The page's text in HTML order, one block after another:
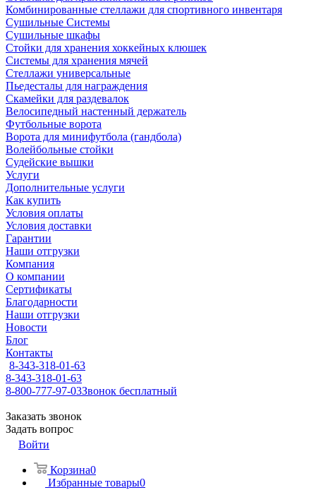
Комбинированные стеллажи для спортивного инвентаря
Сушильные Системы
Сушильные шкафы
Стойки для хранения хоккейных клюшек
Системы для хранения мячей
Стеллажи универсальные
Пьедесталы для награждения
Скамейки для раздевалок
Велосипедный настенный держатель
Футбольные ворота
Ворота для минифутбола (гандбола)
Волейбольные стойки
Судейские вышки
Услуги
Дополнительные услуги
Как купить
Условия оплаты
Условия доставки
Гарантии
Наши отгрузки
Компания
О компании
Сертификаты
Благодарности
Наши отгрузки
Новости
Блог
Контакты
8-343-318-01-63
8-343-318-01-63
8-800-777-97-03Звонок бесплатный
Заказать звонок
Задать вопрос
Войти
Корзина0
Избранные товары0